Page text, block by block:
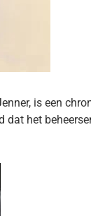
is een
het